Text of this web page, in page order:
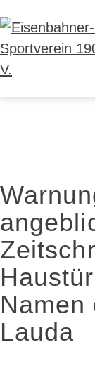
Inhalt
springen
Lauda
e.
V.
Namen
Lauda